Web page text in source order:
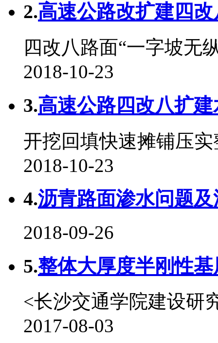
2.高速公路改扩建四
四改八路面“一字坡无
2018-10-23
3.高速公路四改八扩
开挖回填快速摊铺压
2018-10-23
4.沥青路面渗水问题
2018-09-26
5.整体大厚度半刚性
<长沙交通学院建设研
2017-08-03